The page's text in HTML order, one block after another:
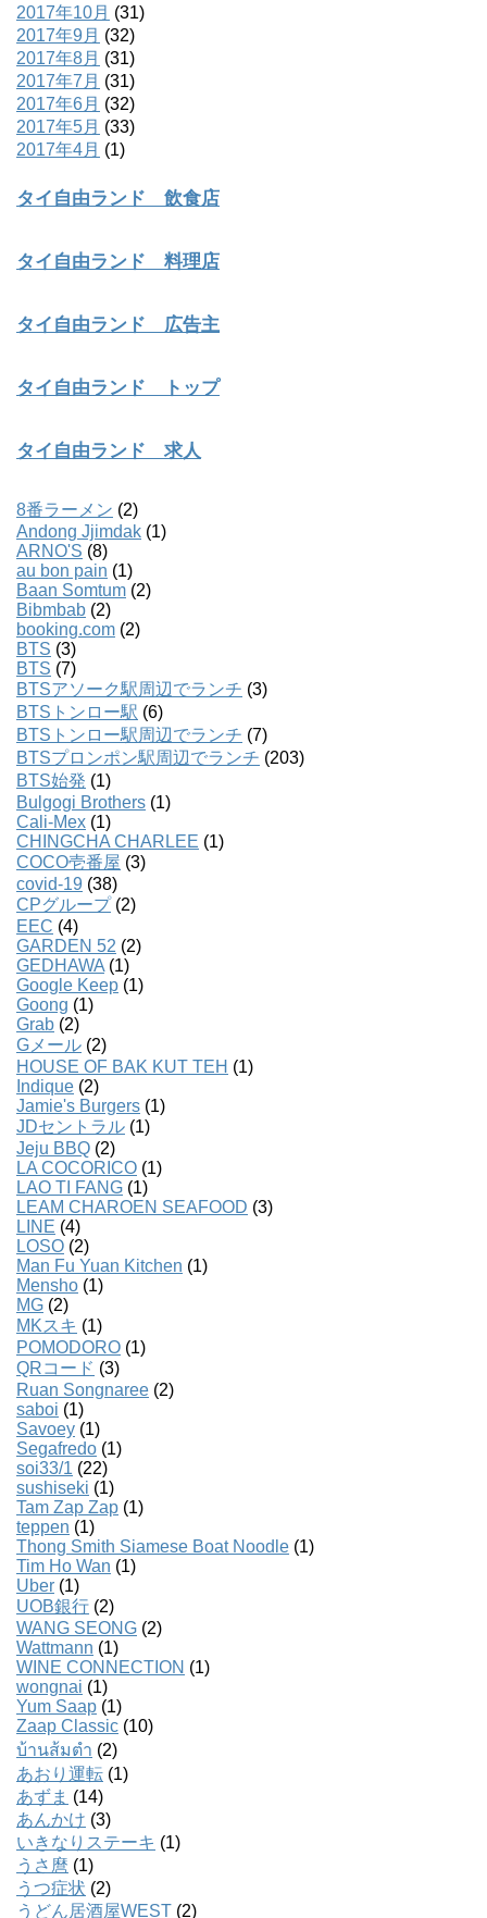
2017年10月 (31)
2017年9月 (32)
2017年8月 (31)
2017年7月 (31)
2017年6月 (32)
2017年5月 (33)
2017年4月 (1)
タイ自由ランド 飲食店
タイ自由ランド 料理店
タイ自由ランド 広告主
タイ自由ランド トップ
タイ自由ランド 求人
8番ラーメン (2)
Andong Jjimdak (1)
ARNO'S (8)
au bon pain (1)
Baan Somtum (2)
Bibmbab (2)
booking.com (2)
BTS (3)
BTS (7)
BTSアソーク駅周辺でランチ (3)
BTSトンロー駅 (6)
BTSトンロー駅周辺でランチ (7)
BTSプロンポン駅周辺でランチ (203)
BTS始発 (1)
Bulgogi Brothers (1)
Cali-Mex (1)
CHINGCHA CHARLEE (1)
COCO壱番屋 (3)
covid-19 (38)
CPグループ(2)
EEC (4)
GARDEN 52 (2)
GEDHAWA (1)
Google Keep (1)
Goong (1)
Grab (2)
Gメール (2)
HOUSE OF BAK KUT TEH (1)
Indique (2)
Jamie's Burgers (1)
JDセントラル (1)
Jeju BBQ (2)
LA COCORICO (1)
LAO TI FANG (1)
LEAM CHAROEN SEAFOOD (3)
LINE (4)
LOSO (2)
Man Fu Yuan Kitchen (1)
Mensho (1)
MG (2)
MKスキ (1)
POMODORO (1)
QRコード (3)
Ruan Songnaree (2)
saboi (1)
Savoey (1)
Segafredo (1)
soi33/1 (22)
sushiseki (1)
Tam Zap Zap (1)
teppen (1)
Thong Smith Siamese Boat Noodle (1)
Tim Ho Wan (1)
Uber (1)
UOB銀行 (2)
WANG SEONG (2)
Wattmann (1)
WINE CONNECTION (1)
wongnai (1)
Yum Saap (1)
Zaap Classic (10)
บ้านส้มตํา (2)
あおり運転 (1)
あずま (14)
あんかけ (3)
いきなりステーキ (1)
うさ麿 (1)
うつ症状 (2)
うどん居酒屋WEST (2)